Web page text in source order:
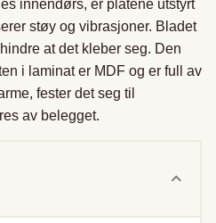
innendørs, er platene utstyrt
støy og vibrasjoner. Bladet
at det kleber seg. Den
i laminat er MDF og er full av
fester det seg til
av belegget.